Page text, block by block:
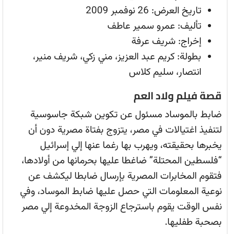
تاريخ العرض: 26 نوفمبر 2009
تأليف: عمرو سمير عاطف
إخراج: شريف عرفة
بطولة: كريم عبد العزيز، مني زكي، شريف منير،
انتصار، سليم كلاس
قصة فيلم ولاد العم
ضابط بالموساد مسئول عن تكوين شبكة جاسوسية
لتنفيذ اغتيالات في مصر، يتزوج بفتاة مصرية دون أن
يخبرها بحقيقته، ويهرب بها رغما عنها إلي إسرائيل
“فلسطين المحتلة” ضاغطا عليها بحرمانها من أولادها،
فتقوم المخابرات المصرية بإرسال ضابطا ليكشف عن
نوعية المعلومات التي حصل عليها ضابط الموساد، وفي
نفس الوقت يقوم باسترجاع الزوجة المخدوعة إلي مصر
بصحبة طفليها.